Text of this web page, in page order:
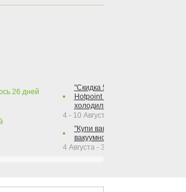
26 дней
"Скидка 50% на варочную
Hotpoint при покупке духового
холодильника Hotpoint!"
4 - 10 Августа 2026
"Купи вакуумный упаковщик +
вакуумного упаковщика =
4 Августа - 30 Сентября 2026